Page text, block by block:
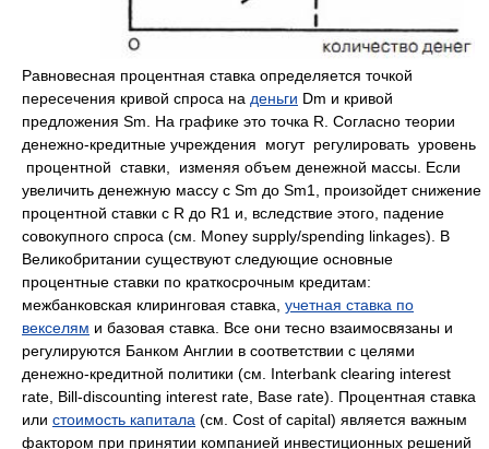
Равновесная процентная ставка определяется точкой
пересечения кривой спроса на деньги Dm и кривой
предложения Sm. На графике это точка R. Согласно теории
денежно-кредитные учреждения могут регулировать уровень
процентной ставки, изменяя объем денежной массы. Если
увеличить денежную массу с Sm до Sm1, произойдет снижение
процентной ставки с R до R1 и, вследствие этого, падение
совокупного спроса (см. Money supply/spending linkages). В
Великобритании существуют следующие основные
процентные ставки по краткосрочным кредитам:
межбанковская клиринговая ставка, учетная ставка по
векселям и базовая ставка. Все они тесно взаимосвязаны и
регулируются Банком Англии в соответствии с целями
денежно-кредитной политики (см. Interbank clearing interest
rate, Bill-discounting interest rate, Base rate). Процентная ставка
или стоимость капитала (см. Cost of capital) является важным
фактором при принятии компанией инвестиционных решений